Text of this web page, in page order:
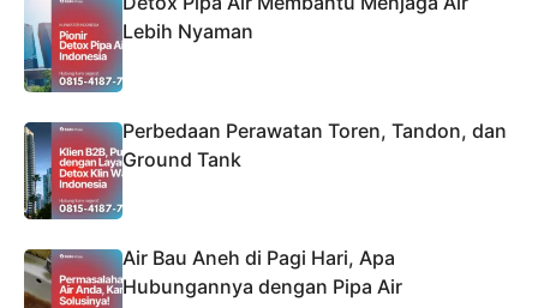
Lebih Nyaman
Perbedaan Perawatan Toren, Tandon, dan
Ground Tank
Air Bau Aneh di Pagi Hari, Apa
Hubungannya dengan Pipa Air